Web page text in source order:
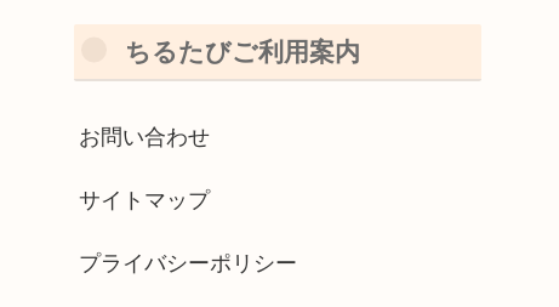
ちるたびご利用案内
お問い合わせ
サイトマップ
プライバシーポリシー